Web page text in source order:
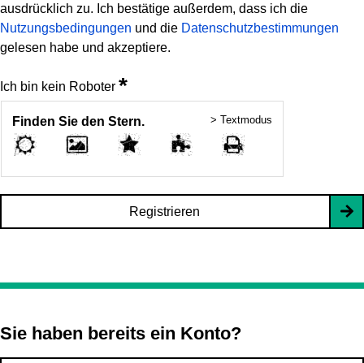
ausdrücklich zu. Ich bestätige außerdem, dass ich die
Nutzungsbedingungen und die Datenschutzbestimmungen
gelesen habe und akzeptiere.
Ich bin kein Roboter *
Finden Sie den Stern. > Textmodus
Registrieren
Sie haben bereits ein Konto?